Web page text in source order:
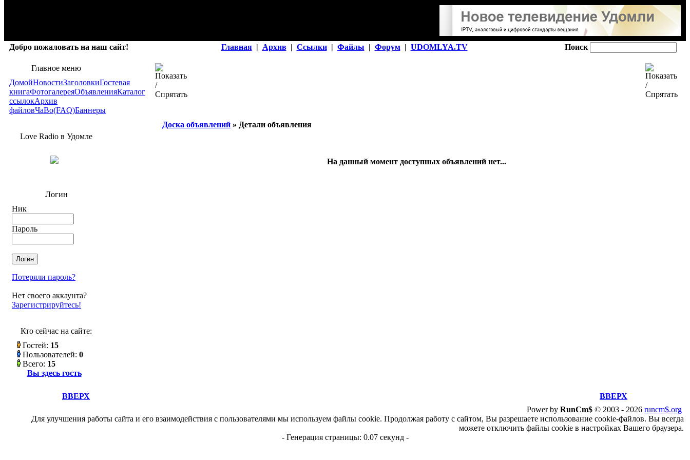
Добро пожаловать на наш сайт! Главная | Архив | Ссылки | Файлы | Форум | UDOMLYA.TV Поиск
Главное меню
ДомойНовостиЗаголовкиГостевая
книгаФотогалереяОбъявленияКаталог
ссылокАрхив
файловЧаВо(FAQ)Баннеры
Love Radio в Удомле
Логин
Ник
Пароль
Потеряли пароль?
Нет своего аккаунта?
Зарегистрируйтесь!
Кто сейчас на сайте:
Гостей: 15
Пользователей: 0
Всего: 15
Вы здесь гость
Доска объявлений » Детали объявления
На данный момент доступных объявлений нет...
ВВЕРХ
ВВЕРХ
Power by RunCm$ © 2003 - 2026 runcm$.org
Для улучшения работы сайта и его взаимодействия с пользователями мы используем файлы cookie. Продолжая работу с сайтом, Вы разрешаете использование cookie-файлов. Вы всегда
можете отключить файлы cookie в настройках Вашего браузера.
- Генерация страницы: 0.07 секунд -